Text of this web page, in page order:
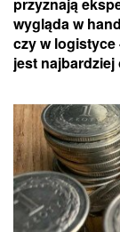
przyznają
wygląda w
czy w
jest